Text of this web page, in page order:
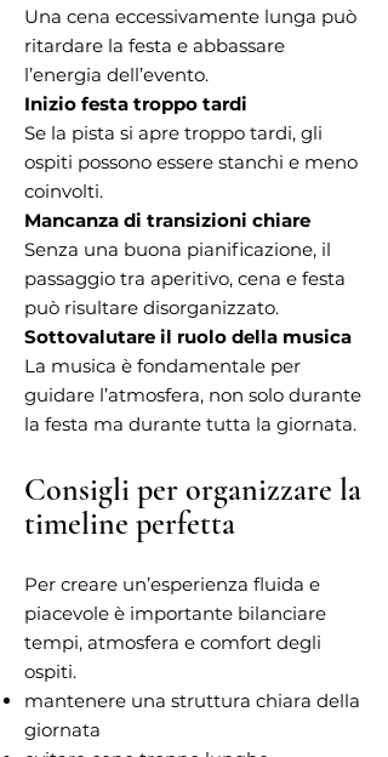
Una cena eccessivamente lunga può
ritardare la festa e abbassare
l’energia dell’evento.
Inizio festa troppo tardi
Se la pista si apre troppo tardi, gli
ospiti possono essere stanchi e meno
coinvolti.
Mancanza di transizioni chiare
Senza una buona pianificazione, il
passaggio tra aperitivo, cena e festa
può risultare disorganizzato.
Sottovalutare il ruolo della musica
La musica è fondamentale per
guidare l’atmosfera, non solo durante
la festa ma durante tutta la giornata.
Consigli per organizzare la
timeline perfetta
Per creare un’esperienza fluida e
piacevole è importante bilanciare
tempi, atmosfera e comfort degli
ospiti.
mantenere una struttura chiara della
giornata